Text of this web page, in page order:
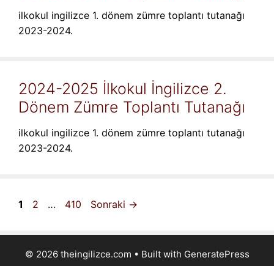
ilkokul ingilizce 1. dönem zümre toplantı tutanağı
2023-2024.
2024-2025 İlkokul İngilizce 2.
Dönem Zümre Toplantı Tutanağı
ilkokul ingilizce 1. dönem zümre toplantı tutanağı
2023-2024.
Sayfa
1 Sayfa
2 … Sayfa
410 Sonraki →
© 2026 theingilizce.com • Built with GeneratePress